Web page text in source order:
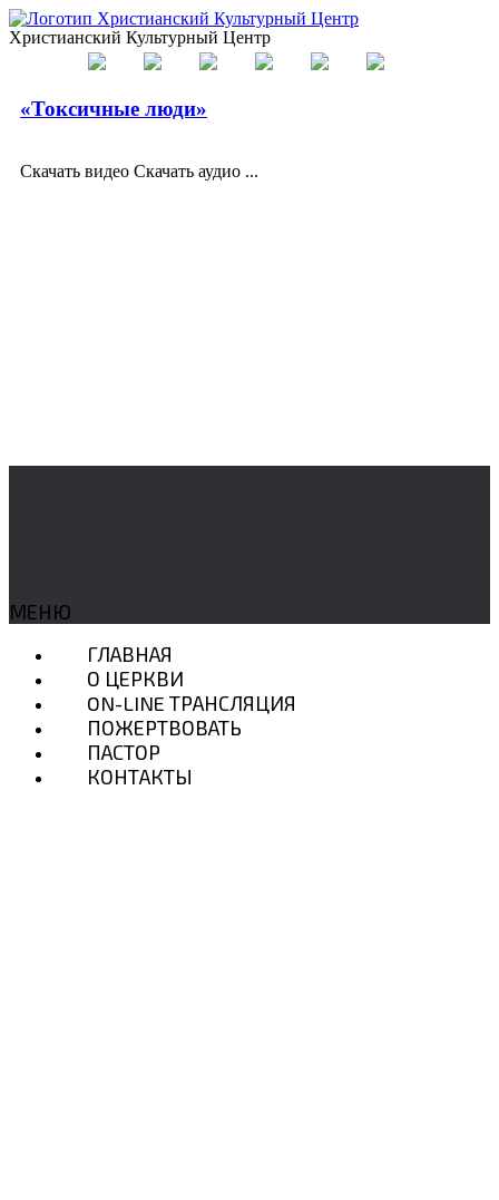
Христианский Культурный Центр
«Токсичные люди»
Скачать видео Скачать аудио ...
МЕНЮ
ГЛАВНАЯ
О ЦЕРКВИ
ON-LINE ТРАНСЛЯЦИЯ
ПОЖЕРТВОВАТЬ
ПАСТОР
КОНТАКТЫ